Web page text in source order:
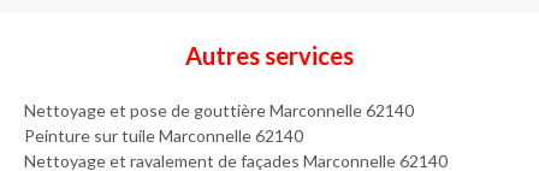
Autres services
Nettoyage et pose de gouttière Marconnelle 62140
Peinture sur tuile Marconnelle 62140
Nettoyage et ravalement de façades Marconnelle 62140